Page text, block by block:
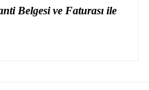
Belgesi ve Faturası ile